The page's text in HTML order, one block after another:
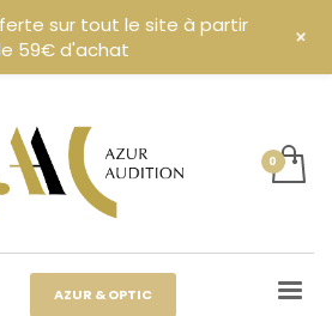
AZUR & OPTIC
sur tout le site à partir
59€ d'achat
+